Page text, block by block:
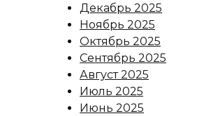
Декабрь 2025
Ноябрь 2025
Октябрь 2025
Сентябрь 2025
Август 2025
Июль 2025
Июнь 2025